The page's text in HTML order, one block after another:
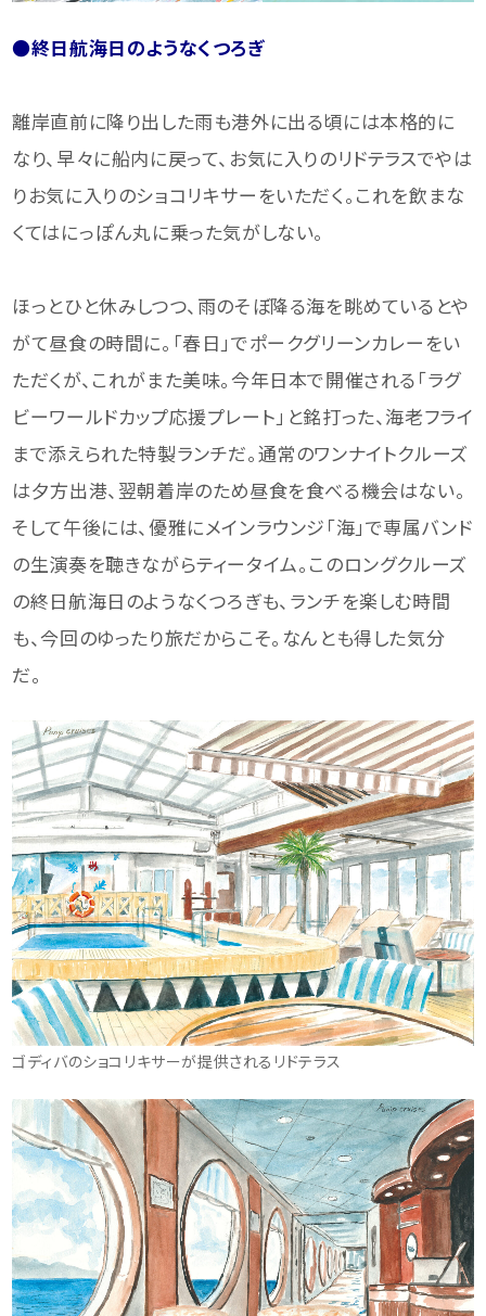
●終日航海日のようなくつろぎ
離岸直前に降り出した雨も港外に出る頃には本格的に
なり、早々に船内に戻って、お気に入りのリドテラスでやは
りお気に入りのショコリキサーをいただく。これを飲まな
くてはにっぽん丸に乗った気がしない。
ほっとひと休みしつつ、雨のそぼ降る海を眺めているとや
がて昼食の時間に。「春日」でポークグリーンカレーをい
ただくが、これがまた美味。今年日本で開催される「ラグ
ビーワールドカップ応援プレート」と銘打った、海老フライ
まで添えられた特製ランチだ。通常のワンナイトクルーズ
は夕方出港、翌朝着岸のため昼食を食べる機会はない。
そして午後には、優雅にメインラウンジ「海」で専属バンド
の生演奏を聴きながらティータイム。このロングクルーズ
の終日航海日のようなくつろぎも、ランチを楽しむ時間
も、今回のゆったり旅だからこそ。なんとも得した気分
だ。
ゴディバのショコリキサーが提供されるリドテラス